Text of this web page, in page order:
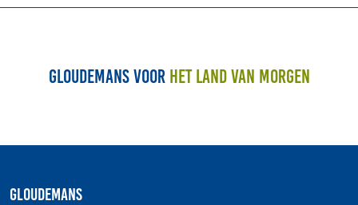
Gloudemans voor het land van morgen
Gloudemans